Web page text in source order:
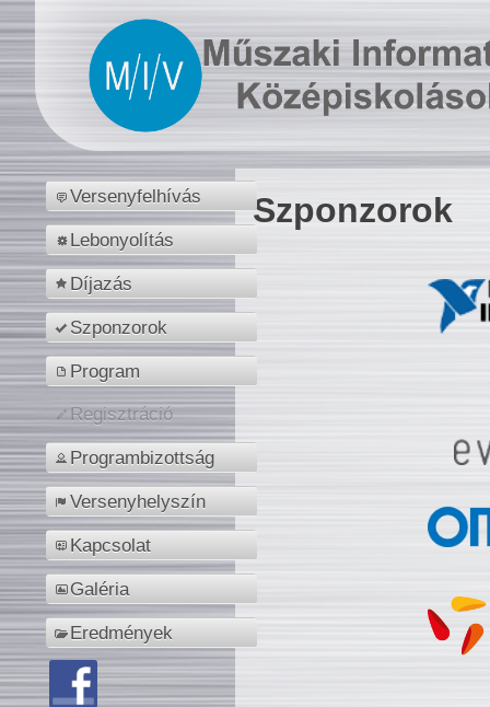
Versenyfelhívás
Lebonyolítás
Díjazás
Szponzorok
Program
Regisztráció
Programbizottság
Versenyhelyszín
Kapcsolat
Galéria
Eredmények
Szponzorok